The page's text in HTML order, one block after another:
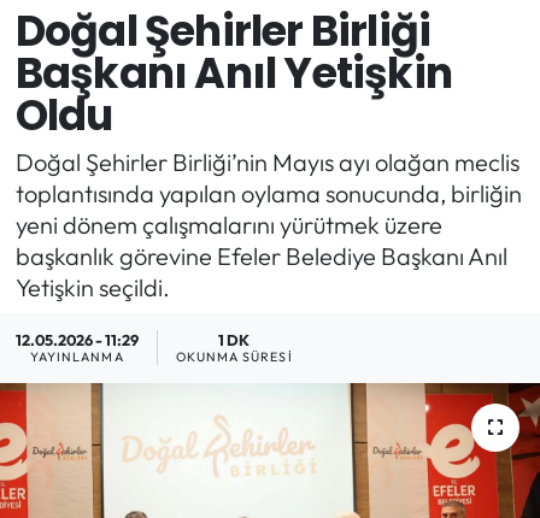
Doğal Şehirler Birliği
Başkanı Anıl Yetişkin
Oldu
Doğal Şehirler Birliği’nin Mayıs ayı olağan meclis
toplantısında yapılan oylama sonucunda, birliğin
yeni dönem çalışmalarını yürütmek üzere
başkanlık görevine Efeler Belediye Başkanı Anıl
Yetişkin seçildi.
12.05.2026 - 11:29
YAYINLANMA
1 DK
OKUNMA SÜRESI